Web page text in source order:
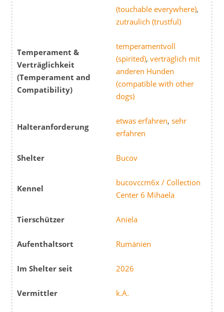
(touchable everywhere),
zutraulich (trustful)
Temperament &
Verträglichkeit
(Temperament and
Compatibility)
temperamentvoll
(spirited),verträglich mit
anderen Hunden
(compatible with other
dogs)
Halteranforderung
etwas erfahren,sehr
erfahren
Shelter Bucov
Kennel
bucovccm6x / Collection
Center 6 Mihaela
Tierschützer Aniela
Aufenthaltsort Rumänien
Im Shelter seit 2026
Vermittler k.A.